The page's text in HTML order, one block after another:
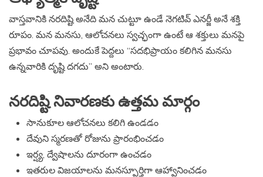
వాస్తవానికి నరదిష్టి అనేది మన చుట్టూ ఉండే నెగటివ్ ఎనర్జీ అనే శక్తి
రూపం. మన మనసు, ఆలోచనలు స్వచ్ఛంగా ఉంటే ఆ శక్తులు మనపై
ప్రభావం చూపవు. అందుకే పెద్దలు “సదభిప్రాయం కలిగిన మనసు
ఉన్నవారికి దృష్టి దగదు” అని అంటారు.
నరదిష్టి నివారణకు ఉత్తమ మార్గం
సానుకూల ఆలోచనలు కలిగి ఉండడం
దేవుని స్మరణతో రోజును ప్రారంభించడం
ఇర్ష్య, ద్వేషాలను దూరంగా ఉంచడం
ఇతరుల విజయాలను మనస్పూర్తిగా ఆహ్వానించడం